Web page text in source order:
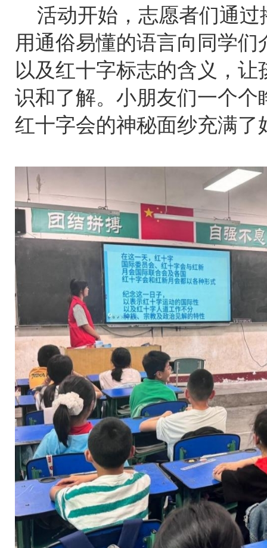
活动开始，志愿者们通
用通俗易懂的语言向同学
以及红十字标志的含义，
识和了解。小朋友们一个
红十字会的神秘面纱充满了